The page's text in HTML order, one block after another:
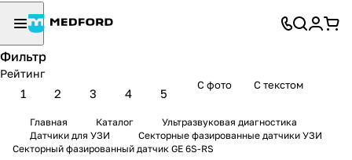
Фильтр
Рейтинг
1 2 3 4 5
С фото С текстом
Главная Каталог
Ультразвуковая диагностика
Датчики для УЗИ
Секторные фазированные датчики УЗИ
Секторный фазированный датчик GE 6S-RS